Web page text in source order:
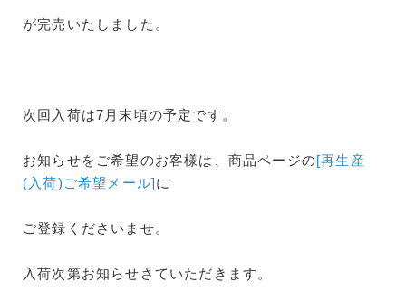
が完売いたしました。
次回入荷は7月末頃の予定です。
お知らせをご希望のお客様は、商品ページの[再生産
(入荷)ご希望メール]に
ご登録くださいませ。
入荷次第お知らせさていただきます。